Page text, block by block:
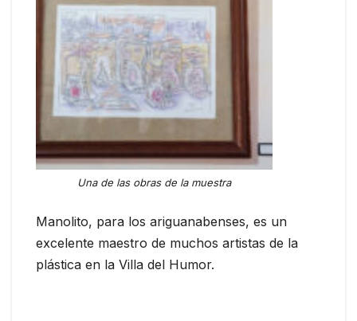
Una de las obras de la muestra
Manolito, para los ariguanabenses, es un
excelente maestro de muchos artistas de la
plástica en la Villa del Humor.